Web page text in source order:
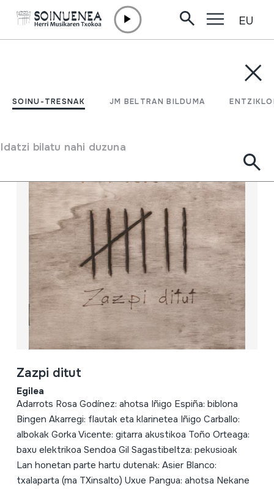
SOINU-TRESNAK JM BELTRAN BILDUMA
Idatzi bilatu nahi duzuna
EU
Filtratu
Zazpi ditut
Egilea
Adarrots Rosa Godínez: ahotsa Iñigo Espiña: biblona
Bingen Akarregi: flautak eta klarinetea Iñigo Carballo:
albokak Gorka Vicente: gitarra akustikoa Toño Orteaga:
baxu elektrikoa Sendoa Gil Sagastibeltza: pekusioak
Lan honetan parte hartu dutenak: Asier Blanco:
txalaparta (ma TXinsalto) Uxue Pangua: ahotsa Nekane